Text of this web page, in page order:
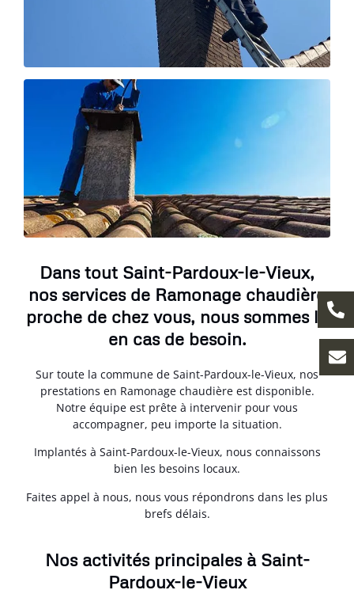
Dans tout Saint-Pardoux-le-Vieux,
nos services de Ramonage chaudière
proche de chez vous, nous sommes là
en cas de besoin.
Sur toute la commune de Saint-Pardoux-le-Vieux, nos
prestations en Ramonage chaudière est disponible.
Notre équipe est prête à intervenir pour vous
accompagner, peu importe la situation.
Implantés à Saint-Pardoux-le-Vieux, nous connaissons
bien les besoins locaux.
Faites appel à nous, nous vous répondrons dans les plus
brefs délais.
Nos activités principales à Saint-
Pardoux-le-Vieux